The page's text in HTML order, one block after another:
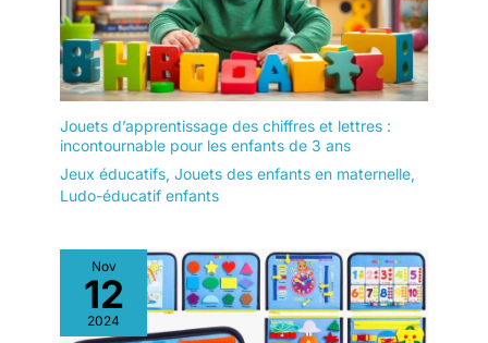
Jouets d’apprentissage des chiffres et lettres :
incontournable pour les enfants de 3 ans
Jeux éducatifs, Jouets des enfants en maternelle,
Ludo-éducatif enfants
Nov
12
2024